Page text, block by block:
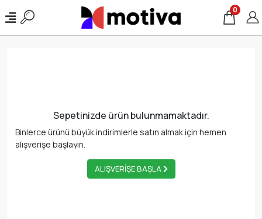
0
Sepetinizde ürün bulunmamaktadır.
Binlerce ürünü büyük indirimlerle satın almak için hemen
alışverişe başlayın.
ALIŞVERİŞE BAŞLA